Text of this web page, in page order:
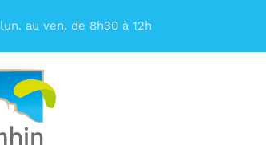
lun. au ven. de 8h30 à 12h